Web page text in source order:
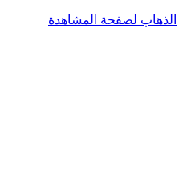
الذهاب لصفحة المشاهدة